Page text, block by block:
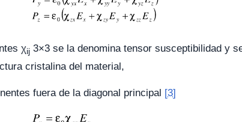
χij 3×3 se la denomina tensor susceptibilidad y
cristalina del material,
fuera de la diagonal principal [3]